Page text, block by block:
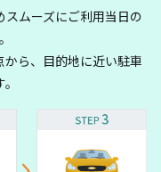
ムーズにご利用当日の
ら、目的地に近い駐車